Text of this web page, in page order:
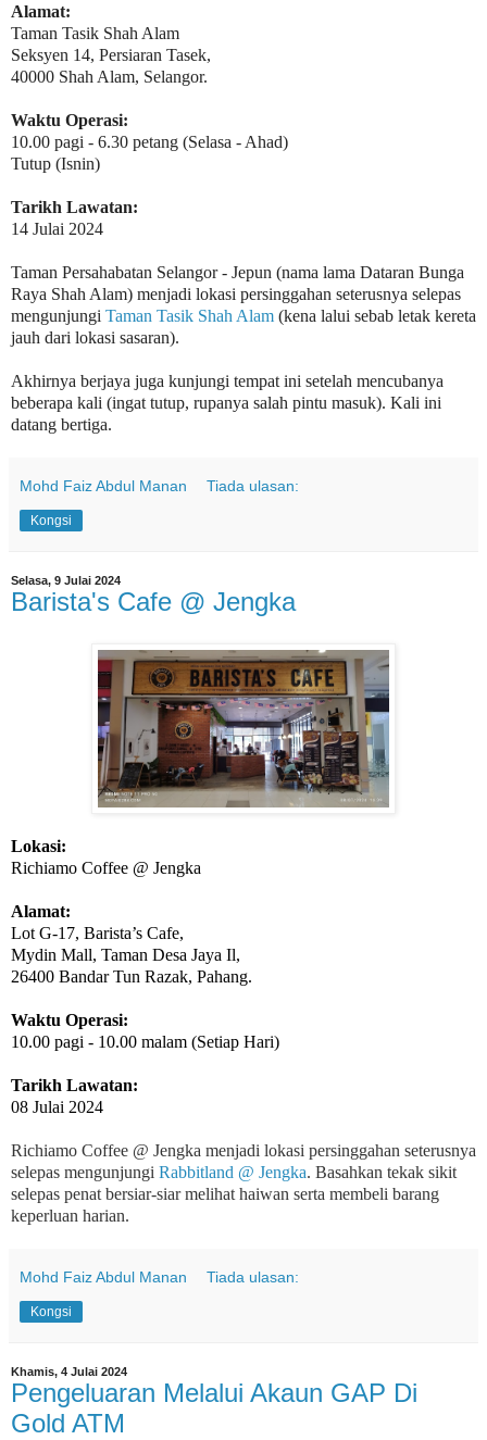
Alamat:
Taman Tasik Shah Alam
Seksyen 14, Persiaran Tasek,
40000 Shah Alam, Selangor.
Waktu Operasi:
10.00 pagi - 6.30 petang (Selasa - Ahad)
Tutup (Isnin)
Tarikh Lawatan:
14 Julai 2024
Taman Persahabatan Selangor - Jepun (nama lama Dataran Bunga
Raya Shah Alam) menjadi lokasi persinggahan seterusnya selepas
mengunjungi Taman Tasik Shah Alam (kena lalui sebab letak kereta
jauh dari lokasi sasaran).
Akhirnya berjaya juga kunjungi tempat ini setelah mencubanya
beberapa kali (ingat tutup, rupanya salah pintu masuk). Kali ini
datang bertiga.
Mohd Faiz Abdul Manan Tiada ulasan:
Kongsi
Selasa, 9 Julai 2024
Barista's Cafe @ Jengka
Lokasi:
Richiamo Coffee @ Jengka
Alamat:
Lot G-17, Barista’s Cafe,
Mydin Mall, Taman Desa Jaya Il,
26400 Bandar Tun Razak, Pahang.
Waktu Operasi:
10.00 pagi - 10.00 malam (Setiap Hari)
Tarikh Lawatan:
08 Julai 2024
Richiamo Coffee @ Jengka menjadi lokasi persinggahan seterusnya
selepas mengunjungi Rabbitland @ Jengka. Basahkan tekak sikit
selepas penat bersiar-siar melihat haiwan serta membeli barang
keperluan harian.
Mohd Faiz Abdul Manan Tiada ulasan:
Kongsi
Khamis, 4 Julai 2024
Pengeluaran Melalui Akaun GAP Di
Gold ATM